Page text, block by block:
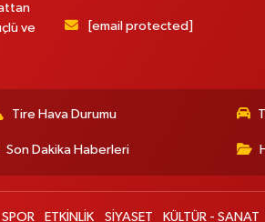
ve
[email protected]
Tire Hava Durumu
Son Dakika Haberleri
SPOR ETKİNLİK SİYASET KÜLTÜR - SANAT